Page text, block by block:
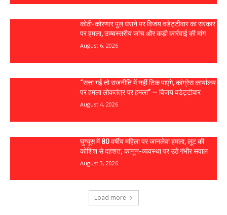
कोठी-कोरणार पुल धंसने पर विजय वडेट्टीवार का सरकार
पर हमला, उच्चस्तरीय जांच और कड़ी कार्रवाई की मांग
August 6, 2026
“सत्ता गई तो राजनीति में नहीं टिक पाएंगे, कांग्रेस कार्यालय
पर हमला लोकतंत्र पर हमला” — विजय वडेट्टीवार
August 4, 2026
घुग्घूस में 80 वर्षीय महिला पर जानलेवा हमला, लूट की
कोशिश से दहशत; कानून-व्यवस्था पर उठे गंभीर सवाल
August 3, 2026
Load more